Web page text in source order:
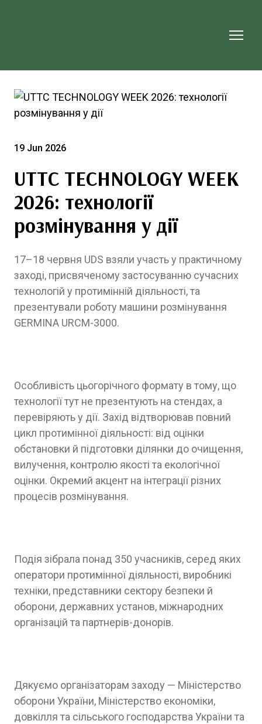
19 Jun 2026
UTTC TECHNOLOGY WEEK
2026: технології
розмінування у дії
17–18 червня UDS взяли участь у практичному
заході, присвяченому застосуванню сучасних
технологій у протимінній діяльності, та
презентували роботу машини розмінування
GERMINA URCM-3000.
Особливість цьогорічного формату в тому, що
технології тут не презентують на стендах, а
перевіряють у дії. Захід відтворював повний
цикл протимінної діяльності: від оцінки
обстановки й підготовки ділянки до очищення,
вилучення, контролю якості та екологічної
оцінки. Окремий акцент на інтеграції різних
процесів розмінування.
Подія зібрала понад 350 учасників, серед яких
оператори протимінної діяльності, виробникі
техніки, представники сектору безпеки й
оборони, державних установ, міжнародних
організацій та партнерів-донорів.
Дякуємо організаторам заходу — Міністерство
оборони України, Міністерство економіки,
довкілля та сільського господарства України та